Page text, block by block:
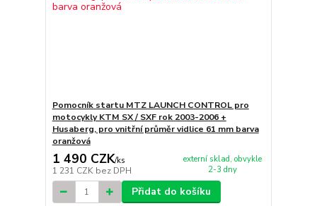
Pomocník startu MTZ LAUNCH CONTROL pro
motocykly KTM SX / SXF rok 2003-2006 +
Husaberg, pro vnitřní průměr vidlice 61 mm barva
oranžová
1 490 CZK/ks
1 231 CZK bez DPH
externí sklad, obvykle
2-3 dny
Přidat do košíku